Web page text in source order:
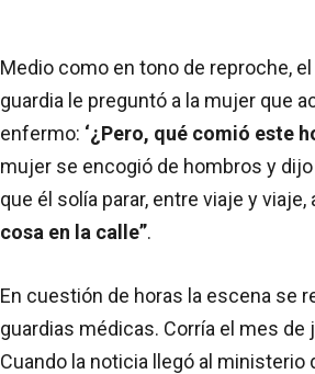
Medio como en tono de reproche,
guardia le preguntó a la mujer que
enfermo: ‘¿Pero, qué comió este
mujer se encogió de hombros y dijo
que él solía parar, entre viaje y viaje,
cosa en la calle”.
En cuestión de horas la escena se
guardias médicas. Corría el mes de
Cuando la noticia llegó al ministerio